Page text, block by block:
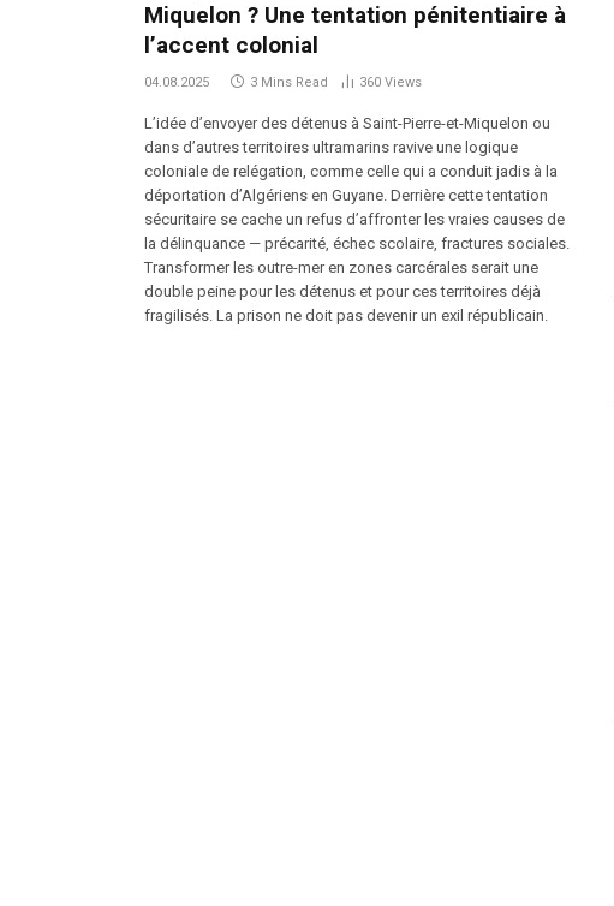
Miquelon ? Une tentation pénitentiaire à
l’accent colonial
04.08.2025 3 Mins Read 360 Views
L’idée d’envoyer des détenus à Saint-Pierre-et-Miquelon ou
dans d’autres territoires ultramarins ravive une logique
coloniale de relégation, comme celle qui a conduit jadis à la
déportation d’Algériens en Guyane. Derrière cette tentation
sécuritaire se cache un refus d’affronter les vraies causes de
la délinquance — précarité, échec scolaire, fractures sociales.
Transformer les outre-mer en zones carcérales serait une
double peine pour les détenus et pour ces territoires déjà
fragilisés. La prison ne doit pas devenir un exil républicain.